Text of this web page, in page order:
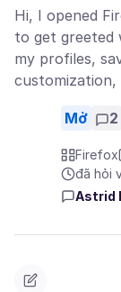
Hi, I opened
to get greeted
my profiles,
Mở 2
Firefox
đã hỏi
Astrid